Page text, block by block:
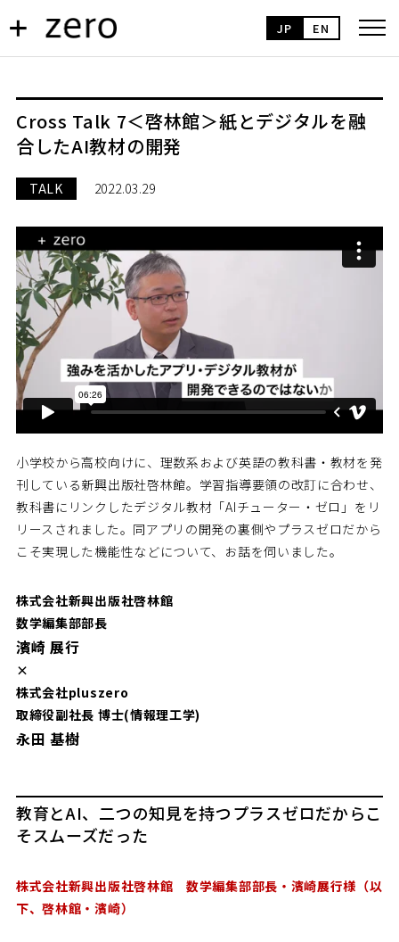
JP EN
Cross Talk 7＜啓林館＞紙とデジタルを融
合したAI教材の開発
TALK 2022.03.29
小学校から高校向けに、理数系および英語の教科書・教材を発
刊している新興出版社啓林館。学習指導要領の改訂に合わせ、
教科書にリンクしたデジタル教材「AIチューター・ゼロ」をリ
リースされました。同アプリの開発の裏側やプラスゼロだから
こそ実現した機能性などについて、お話を伺いました。
株式会社新興出版社啓林館
数学編集部部長
濱崎 展行
×
株式会社pluszero
取締役副社長 博士(情報理工学)
永田 基樹
教育とAI、二つの知見を持つプラスゼロだからこ
そスムーズだった
株式会社新興出版社啓林館 数学編集部部長・濱崎展行様（以
下、啓林館・濱崎）